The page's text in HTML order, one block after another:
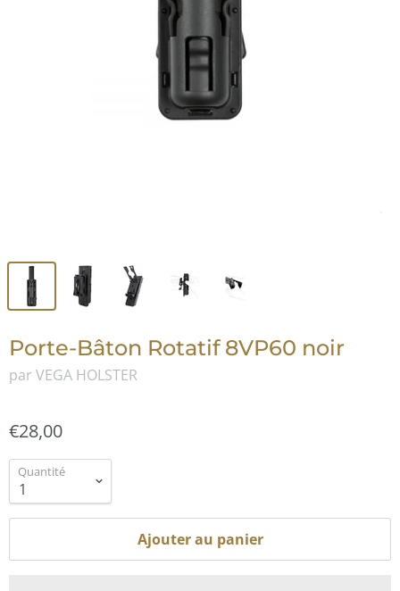
Porte-Bâton Rotatif 8VP60 noir
par VEGA HOLSTER
€28,00
Quantité
Ajouter au panier